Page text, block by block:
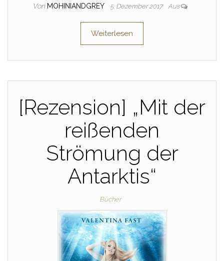
Von MOHINIANDGREY 5. Dezember 2017 Aus
Weiterlesen
[Rezension] „Mit der
reißenden
Strömung der
Antarktis“
Bücher